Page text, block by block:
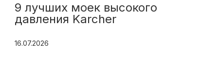
9 лучших моек высокого
давления Karcher
16.07.2026